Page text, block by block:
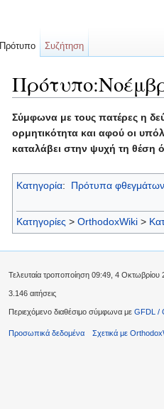
Σύμφωνα με τους πατέρες η
ορμητικότητα και αφού οι
καταλάβει στην ψυχή τη
Κατηγορία: Πρότυπα φθεγμάτων
Κατηγορίες > OrthodoxWiki >
Πρότυπο Συζήτηση
Τελευταία τροποποίηση 09:49, 4 Οκτωβρίου
3.146 αιτήσεις
Περιεχόμενο διαθέσιμο σύμφωνα με GFDL /
Προσωπικά δεδομένα Σχετικά με